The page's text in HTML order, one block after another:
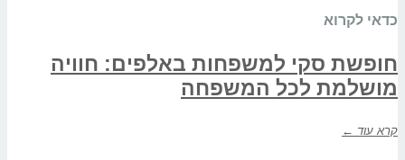
כדאי לקרוא
חופשת סקי למשפחות באלפים: חוויה
מושלמת לכל המשפחה
קרא עוד ←